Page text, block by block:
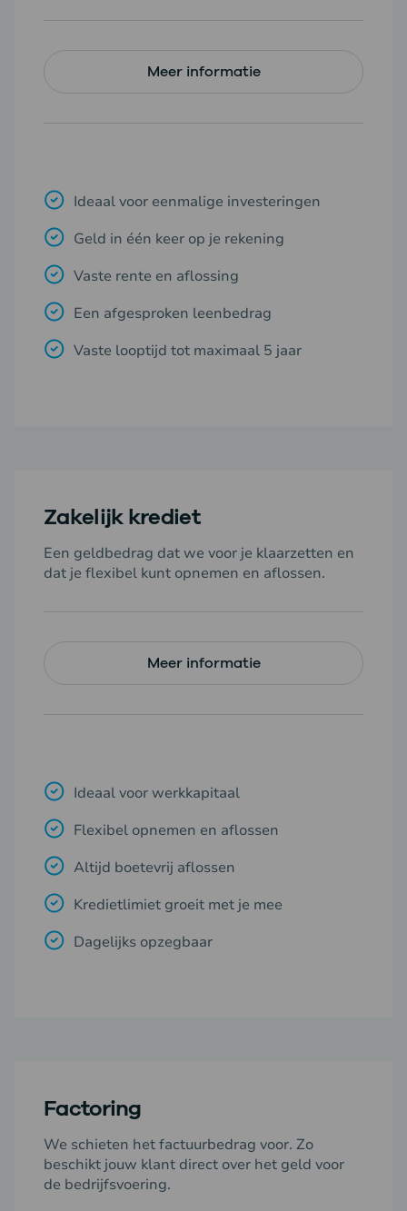
Meer informatie
Ideaal voor eenmalige investeringen
Geld in één keer op je rekening
Vaste rente en aflossing
Een afgesproken leenbedrag
Vaste looptijd tot maximaal 5 jaar
Zakelijk krediet
Een geldbedrag dat we voor je klaarzetten en
dat je flexibel kunt opnemen en aflossen.
Meer informatie
Ideaal voor werkkapitaal
Flexibel opnemen en aflossen
Altijd boetevrij aflossen
Kredietlimiet groeit met je mee
Dagelijks opzegbaar
Factoring
We schieten het factuurbedrag voor. Zo
beschikt jouw klant direct over het geld voor
de bedrijfsvoering.